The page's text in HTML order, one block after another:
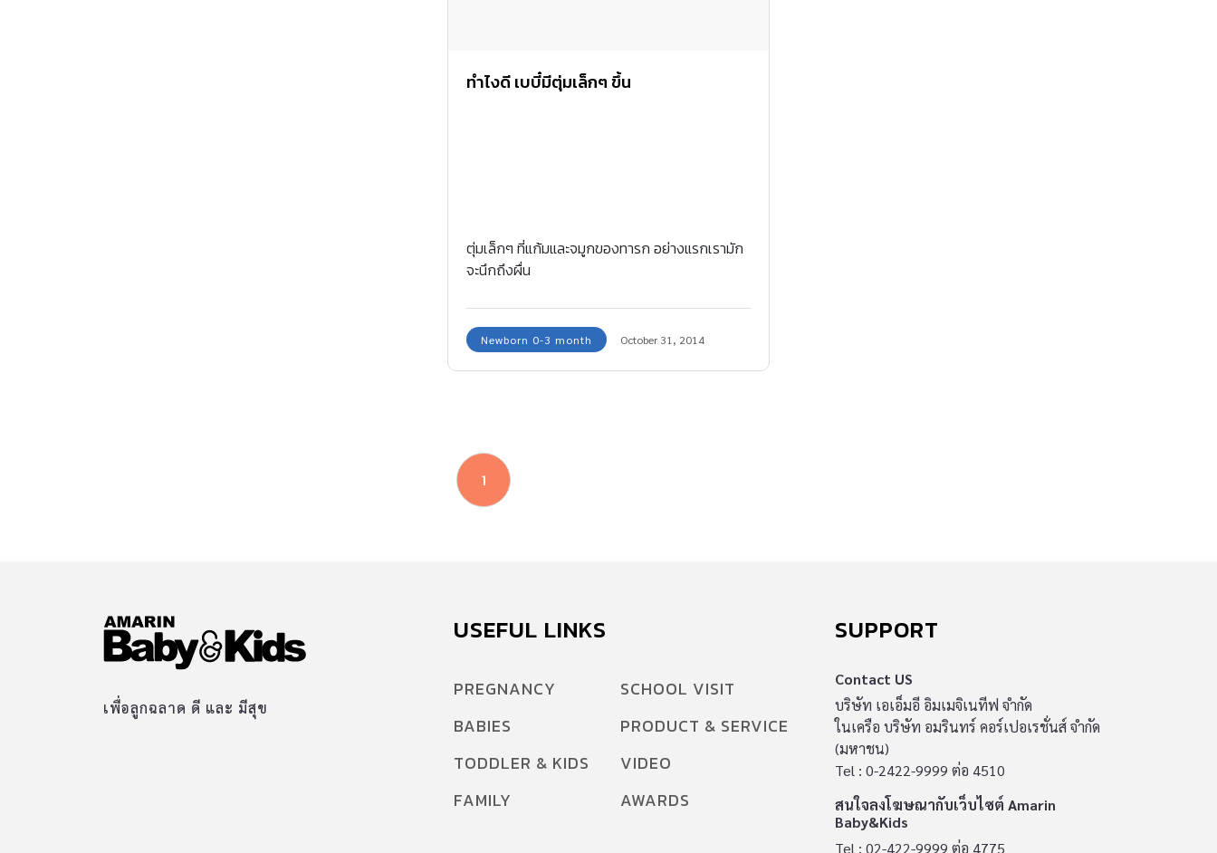
ทำไงดี เบบี๋มีตุ่มเล็กๆ ขึ้น
ตุ่มเล็กๆ ที่แก้มและจมูกของทารก อย่างแรกเรามัก
จะนึกถึงผื่น
Newborn 0-3 month October 31, 2014
1
เพื่อลูกฉลาด ดี และ มีสุข
USEFUL LINKS
PREGNANCY
BABIES
TODDLER & KIDS
FAMILY
SCHOOL VISIT
PRODUCT & SERVICE
VIDEO
AWARDS
SUPPORT
Contact US
บริษัท เอเอ็มอี อิมเมจิเนทีฟ จำกัด
ในเครือ บริษัท อมรินทร์ คอร์เปอเรชั่นส์ จำกัด
(มหาชน)
Tel : 0-2422-9999 ต่อ 4510
สนใจลงโฆษณากับเว็บไซต์ Amarin
Baby&Kids
Tel : 02-422-9999 ต่อ 4775